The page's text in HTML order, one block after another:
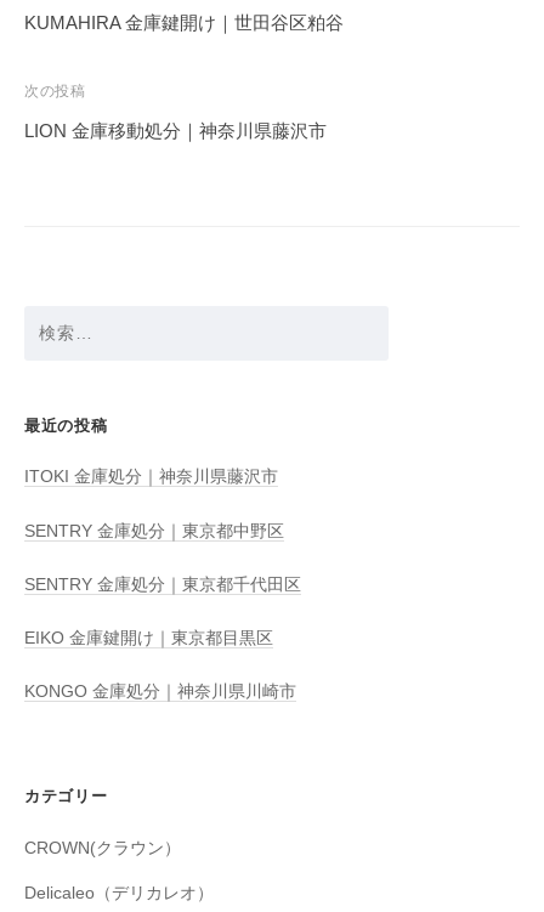
稿
ビ
ゲ
KUMAHIRA 金庫鍵開け｜世田谷区粕谷
次の投稿
LION 金庫移動処分｜神奈川県藤沢市
最近の投稿
ITOKI 金庫処分｜神奈川県藤沢市
SENTRY 金庫処分｜東京都中野区
SENTRY 金庫処分｜東京都千代田区
EIKO 金庫鍵開け｜東京都目黒区
KONGO 金庫処分｜神奈川県川崎市
カテゴリー
CROWN(クラウン）
Delicaleo（デリカレオ）